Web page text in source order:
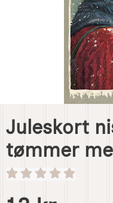
Juleskort
tømmer
Handle dette